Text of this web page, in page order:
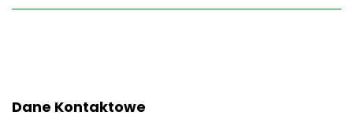
Dane Kontaktowe